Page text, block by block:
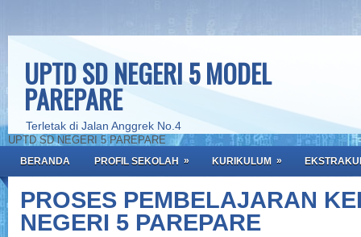
UPTD SD NEGERI 5 MODEL
PAREPARE
Terletak di Jalan Anggrek No.4
UPTD SD NEGERI 5 PAREPARE
BERANDA PROFIL SEKOLAH » KURIKULUM »
PROSES PEMBELAJARAN
NEGERI 5 PAREPARE